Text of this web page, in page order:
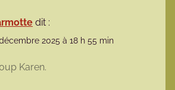
dit :
2025 à 18 h 55 min
Karen.